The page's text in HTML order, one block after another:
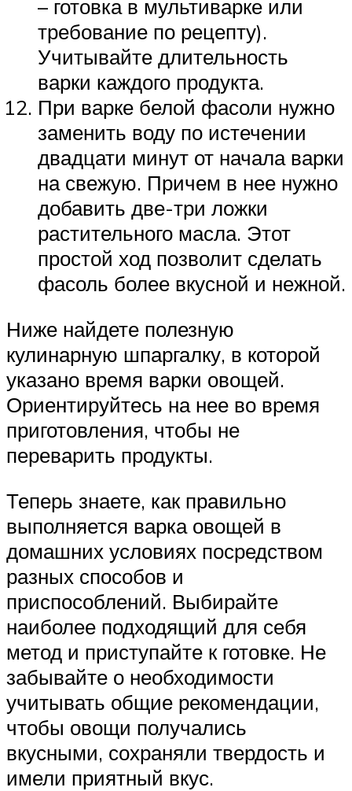
– готовка в мультиварке или
требование по рецепту).
Учитывайте длительность
варки каждого продукта.
При варке белой фасоли нужно
заменить воду по истечении
двадцати минут от начала варки
на свежую. Причем в нее нужно
добавить две-три ложки
растительного масла. Этот
простой ход позволит сделать
фасоль более вкусной и нежной.
Ниже найдете полезную
кулинарную шпаргалку, в которой
указано время варки овощей.
Ориентируйтесь на нее во время
приготовления, чтобы не
переварить продукты.
Теперь знаете, как правильно
выполняется варка овощей в
домашних условиях посредством
разных способов и
приспособлений. Выбирайте
наиболее подходящий для себя
метод и приступайте к готовке. Не
забывайте о необходимости
учитывать общие рекомендации,
чтобы овощи получались
вкусными, сохраняли твердость и
имели приятный вкус.